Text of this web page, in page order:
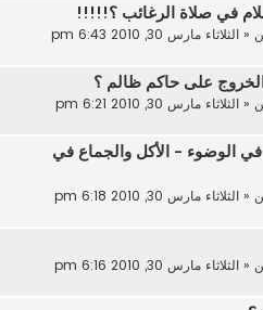
في صلاة الرغائب ؟!!!!!
« الثلاثاء مارس 30, 2010 6:43 pm
« الثلاثاء مارس 30, 2010 6:21 pm
في الوضوء - الأكل والجماع في
« الثلاثاء مارس 30, 2010 6:18 pm
« الثلاثاء مارس 30, 2010 6:16 pm